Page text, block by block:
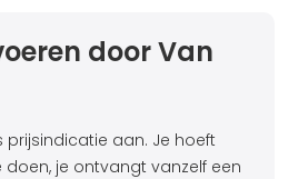
door Van
prijsindicatie aan. Je hoeft
doen, je ontvangt vanzelf een